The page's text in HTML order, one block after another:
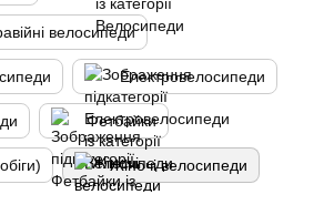
велосипеди
Електровелосипеди
Фетбайки
Жіночі велосипеди